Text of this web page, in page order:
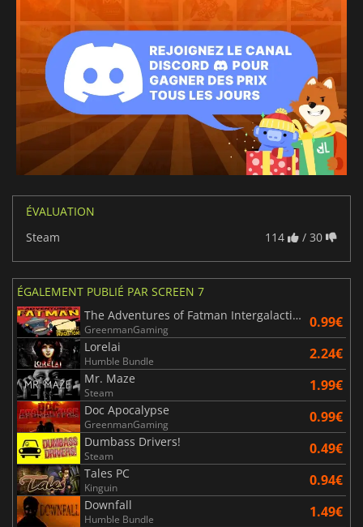
ÉVALUATION
Steam
114 / 30
ÉGALEMENT PUBLIÉ PAR SCREEN 7
The Adventures of Fatman Intergalactic Indigestion
GreenmanGaming 0.99€
Lorelai
Humble Bundle 2.24€
Mr. Maze
Steam 1.99€
Doc Apocalypse
GreenmanGaming 0.99€
Dumbass Drivers!
Steam 0.49€
Tales PC
Kinguin 0.94€
Downfall
Humble Bundle 1.49€